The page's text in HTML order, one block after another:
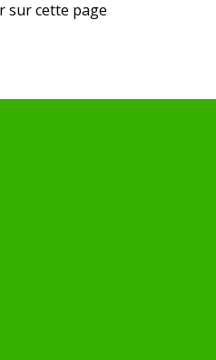
sur cette page